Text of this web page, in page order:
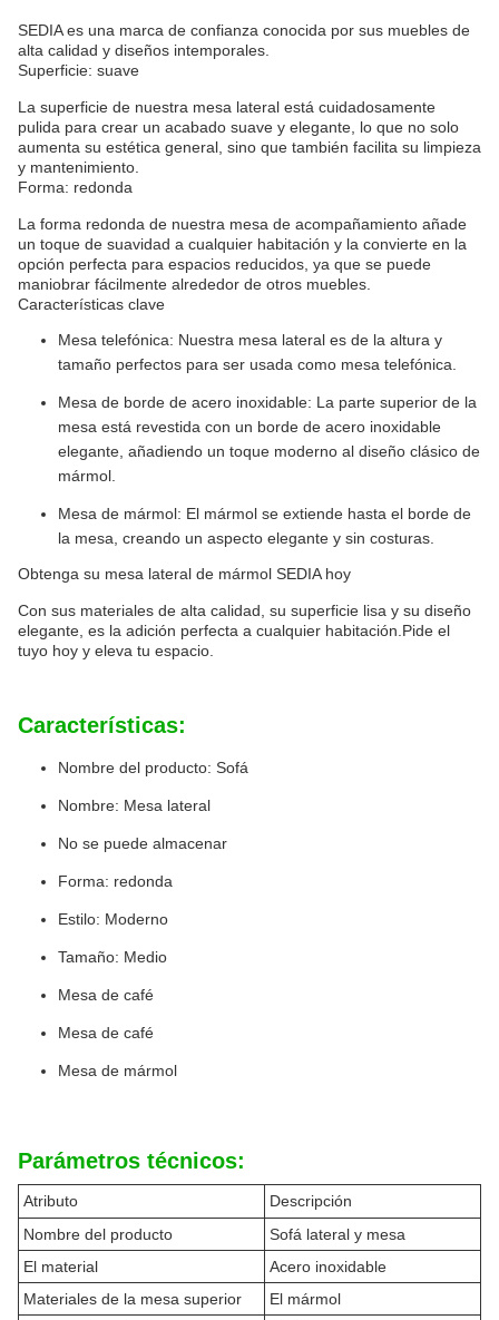
SEDIA es una marca de confianza conocida por sus muebles de
alta calidad y diseños intemporales.
Superficie: suave
La superficie de nuestra mesa lateral está cuidadosamente
pulida para crear un acabado suave y elegante, lo que no solo
aumenta su estética general, sino que también facilita su limpieza
y mantenimiento.
Forma: redonda
La forma redonda de nuestra mesa de acompañamiento añade
un toque de suavidad a cualquier habitación y la convierte en la
opción perfecta para espacios reducidos, ya que se puede
maniobrar fácilmente alrededor de otros muebles.
Características clave
Mesa telefónica: Nuestra mesa lateral es de la altura y
tamaño perfectos para ser usada como mesa telefónica.
Mesa de borde de acero inoxidable: La parte superior de la
mesa está revestida con un borde de acero inoxidable
elegante, añadiendo un toque moderno al diseño clásico de
mármol.
Mesa de mármol: El mármol se extiende hasta el borde de
la mesa, creando un aspecto elegante y sin costuras.
Obtenga su mesa lateral de mármol SEDIA hoy
Con sus materiales de alta calidad, su superficie lisa y su diseño
elegante, es la adición perfecta a cualquier habitación.Pide el
tuyo hoy y eleva tu espacio.
Características:
Nombre del producto: Sofá
Nombre: Mesa lateral
No se puede almacenar
Forma: redonda
Estilo: Moderno
Tamaño: Medio
Mesa de café
Mesa de café
Mesa de mármol
Parámetros técnicos:
Atributo
Descripción
Nombre del producto
Sofá lateral y mesa
El material
Acero inoxidable
Materiales de la mesa superior
El mármol